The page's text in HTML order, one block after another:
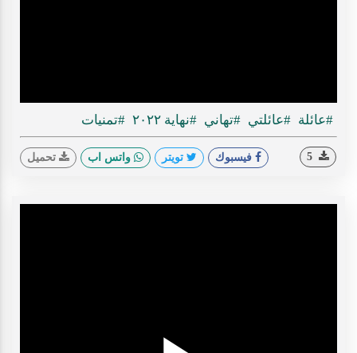
#عائلة #عائلتي #تهاني #نهاية ٢٠٢٢ #تمنيات
فيسبوك تويتر واتس اب تحميل